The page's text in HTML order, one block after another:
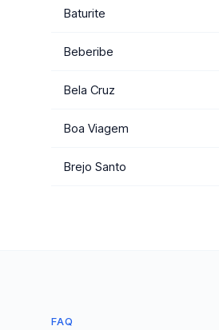
Baturite
Beberibe
Bela Cruz
Boa Viagem
Brejo Santo
FAQ